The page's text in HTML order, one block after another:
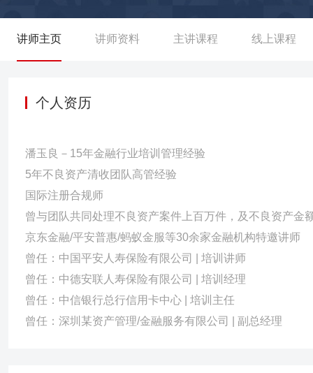
大了20倍。 ▲总行信用卡中心——培训主任 01-老师根据信用卡中
和30名分中心级内训师，为中信银行卡中心培训体系的完善打下
讲师主页 讲师资料 主讲课程 线上课程
个人资历
潘玉良－15年金融行业培训管理经验
5年不良资产清收团队高管经验
国际注册合规师
曾与团队共同处理不良资产案件上百万件，及不良资产金
京东金融/平安普惠/蚂蚁金服等30余家金融机构特邀讲师
曾任：中国平安人寿保险有限公司 | 培训讲师
曾任：中德安联人寿保险有限公司 | 培训经理
曾任：中信银行总行信用卡中心 | 培训主任
曾任：深圳某资产管理/金融服务有限公司 | 副总经理